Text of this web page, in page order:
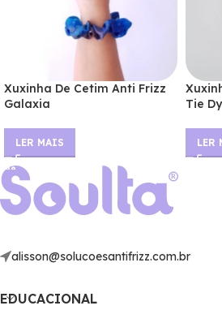
Xuxinha De Cetim Anti Frizz
Galaxia
LER MAIS
Tie
LER
alisson@solucoesantifrizz.com.br
EDUCACIONAL